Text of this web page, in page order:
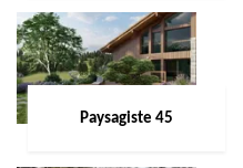
Paysagiste 45